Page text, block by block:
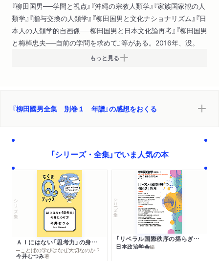
『柳田国男──学問と視点』『沖縄の宗教人類学』『家族国家観の人
類学』『贈与交換の人類学』『柳田国男と文化ナショナリズム』『日
本人の人類学的自画像──柳田国男と日本文化論再考』『柳田国男
と梅棹忠夫──自前の学問を求めて』等がある。2016年、没。
もっと見る
『柳田國男全集 別巻１ 年譜』の感想をおくる
「シリーズ・全集」でいま人気の本
シリーズ・全集
ＡＩにはない「思考力」の身につけ方
─ことばの学びはなぜ大切なのか？
今井むつみ著
シリーズ・全集
「リベラル国際秩序の揺らぎ」再考 年報政治学２０２６‐Ⅰ
日本政治学会編